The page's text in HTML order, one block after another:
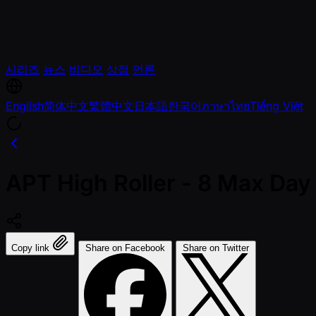
시리즈 뉴스 비디오 상점 언론
English简体中文繁體中文日本語한국어ภาษาไทยTiếng Việt
Copy link Share on Facebook Share on Twitter